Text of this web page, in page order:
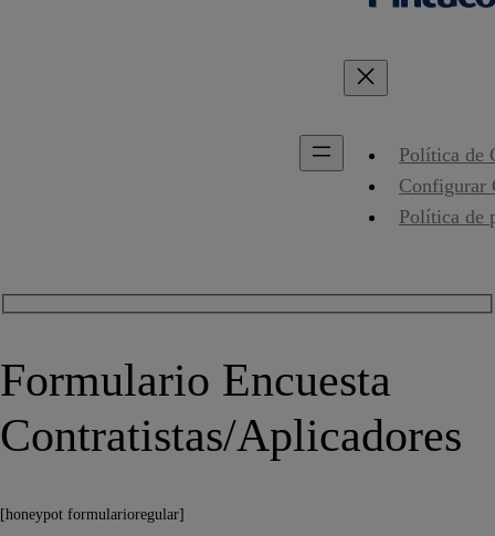
Política de
Configurar
Política de
Formulario Encuesta
Contratistas/Aplicadores
[honeypot formularioregular]